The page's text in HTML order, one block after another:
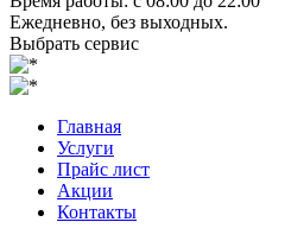
Ежедневно, без выходных.
Выбрать сервис
Главная
Услуги
Прайс лист
Акции
Контакты